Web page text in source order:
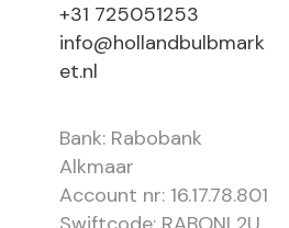
+31 725051253
info@hollandbulbmark
et.nl
Bank: Rabobank
Alkmaar
Account nr: 16.17.78.801